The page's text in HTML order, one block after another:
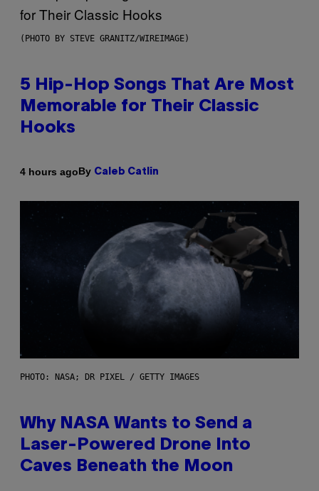
(PHOTO BY STEVE GRANITZ/WIREIMAGE)
5 Hip-Hop Songs That Are Most
Memorable for Their Classic
Hooks
4 hours agoBy Caleb Catlin
PHOTO: NASA; DR PIXEL / GETTY IMAGES
Why NASA Wants to Send a
Laser-Powered Drone Into
Caves Beneath the Moon